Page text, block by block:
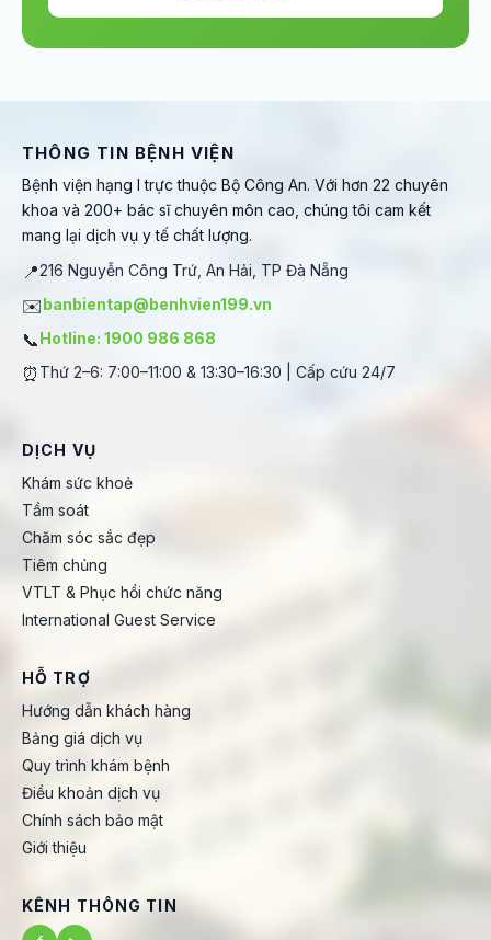
THÔNG TIN BỆNH VIỆN
Bệnh viện hạng I trực thuộc Bộ Công An. Với hơn 22 chuyên
khoa và 200+ bác sĩ chuyên môn cao, chúng tôi cam kết
mang lại dịch vụ y tế chất lượng.
📍216 Nguyễn Công Trứ, An Hải, TP Đà Nẵng
✉️banbientap@benhvien199.vn
📞Hotline: 1900 986 868
⏰ Thứ 2–6: 7:00–11:00 & 13:30–16:30 | Cấp cứu 24/7
DỊCH VỤ
Khám sức khoẻ
Tầm soát
Chăm sóc sắc đẹp
Tiêm chủng
VTLT & Phục hồi chức năng
International Guest Service
HỖ TRỢ
Hướng dẫn khách hàng
Bảng giá dịch vụ
Quy trình khám bệnh
Điều khoản dịch vụ
Chính sách bảo mật
Giới thiệu
KÊNH THÔNG TIN